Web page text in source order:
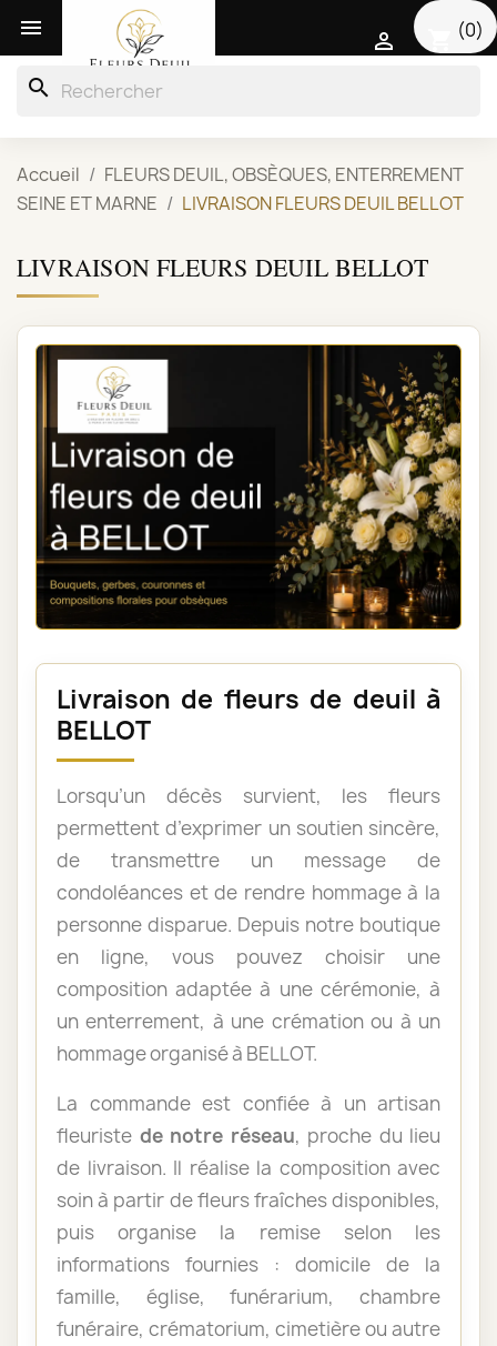
 (0)

search
Accueil
FLEURS DEUIL, OBSÈQUES, ENTERREMENT
SEINE ET MARNE
LIVRAISON FLEURS DEUIL BELLOT
LIVRAISON FLEURS DEUIL BELLOT
Livraison de fleurs de deuil à
BELLOT
Lorsqu’un décès survient, les fleurs
permettent d’exprimer un soutien sincère,
de transmettre un message de
condoléances et de rendre hommage à la
personne disparue. Depuis notre boutique
en ligne, vous pouvez choisir une
composition adaptée à une cérémonie, à
un enterrement, à une crémation ou à un
hommage organisé à BELLOT.
La commande est confiée à un artisan
fleuriste de notre réseau, proche du lieu
de livraison. Il réalise la composition avec
soin à partir de fleurs fraîches disponibles,
puis organise la remise selon les
informations fournies : domicile de la
famille, église, funérarium, chambre
funéraire, crématorium, cimetière ou autre